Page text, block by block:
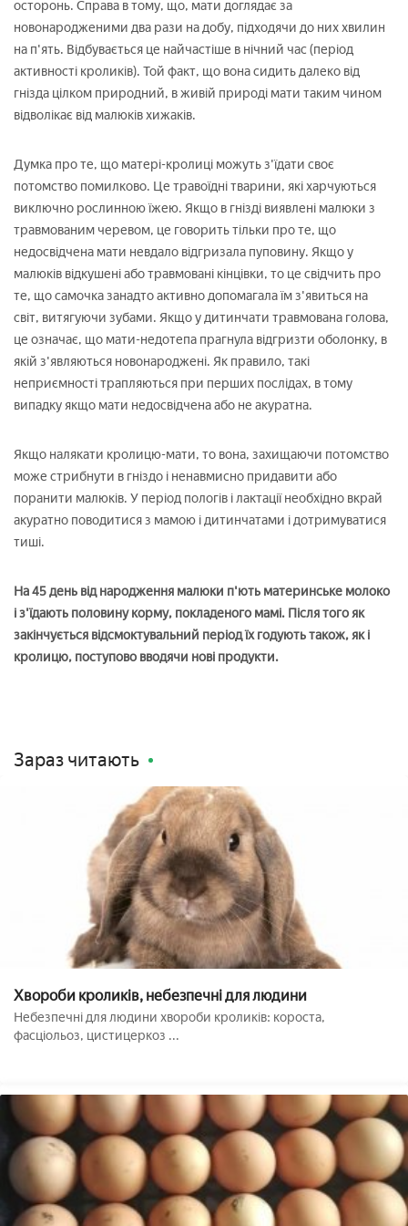
осторонь. Справа в тому, що, мати доглядає за
новонародженими два рази на добу, підходячи до них хвилин
на п'ять. Відбувається це найчастіше в нічний час (період
активності кроликів). Той факт, що вона сидить далеко від
гнізда цілком природний, в живій природі мати таким чином
відволікає від малюків хижаків.
Думка про те, що матері-кролиці можуть з'їдати своє
потомство помилково. Це травоїдні тварини, які харчуються
виключно рослинною їжею. Якщо в гнізді виявлені малюки з
травмованим черевом, це говорить тільки про те, що
недосвідчена мати невдало відгризала пуповину. Якщо у
малюків відкушені або травмовані кінцівки, то це свідчить про
те, що самочка занадто активно допомагала їм з'явиться на
світ, витягуючи зубами. Якщо у дитинчати травмована голова,
це означає, що мати-недотепа прагнула відгризти оболонку, в
якій з'являються новонароджені. Як правило, такі
неприємності трапляються при перших послідах, в тому
випадку якщо мати недосвідчена або не акуратна.
Якщо налякати кролицю-мати, то вона, захищаючи потомство
може стрибнути в гніздо і ненавмисно придавити або
поранити малюків. У період пологів і лактації необхідно вкрай
акуратно поводитися з мамою і дитинчатами і дотримуватися
тиші.
На 45 день від народження малюки п'ють материнське молоко
і з'їдають половину корму, покладеного мамі. Після того як
закінчується відсмоктувальний період їх годують також, як і
кролицю, поступово вводячи нові продукти.
Зараз читають
Хвороби кроликів, небезпечні для людини
Небезпечні для людини хвороби кроликів: короста,
фасціольоз, цистицеркоз ...